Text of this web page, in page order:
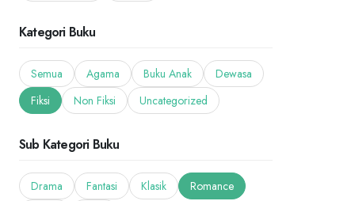
Kategori Buku
Semua Agama Buku Anak
Dewasa
Fiksi
Non Fiksi Uncategorized
Sub Kategori Buku
Drama Fantasi Klasik
Romance